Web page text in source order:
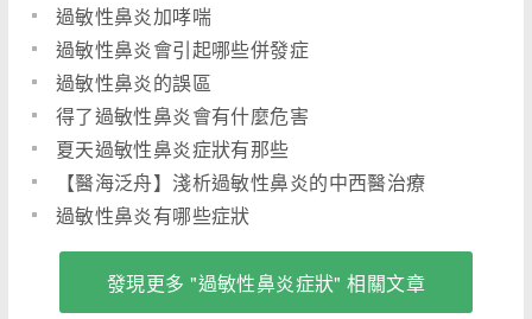
過敏性鼻炎加哮喘
過敏性鼻炎會引起哪些併發症
過敏性鼻炎的誤區
得了過敏性鼻炎會有什麼危害
夏天過敏性鼻炎症狀有那些
【醫海泛舟】淺析過敏性鼻炎的中西醫治療
過敏性鼻炎有哪些症狀
發現更多 "過敏性鼻炎症狀" 相關文章